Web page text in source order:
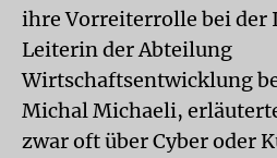
ihre Vorreiterrolle bei der
Leiterin der Abteilung
Wirtschaftsentwicklung
Michal Michaeli,
zwar oft über Cyber oder